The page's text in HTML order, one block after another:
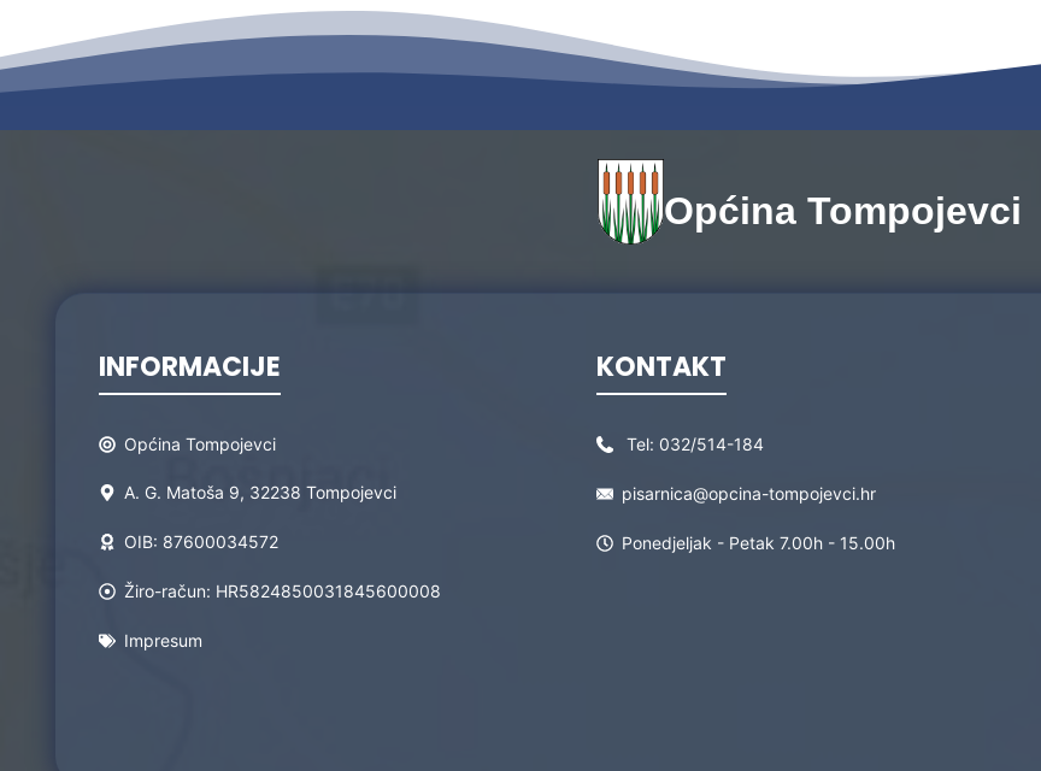
Općina Tompojevci
INFORMACIJE
Općina Tompojevci
A. G. Matoša 9, 32238 Tompojevci
OIB: 87600034572
Žiro-račun: HR5824850031845600008
Impresum
KONTAKT
Tel: 032/514-184
pisarnica@opcina-tompojevci.hr
Ponedjeljak - Petak 7.00h - 15.00h